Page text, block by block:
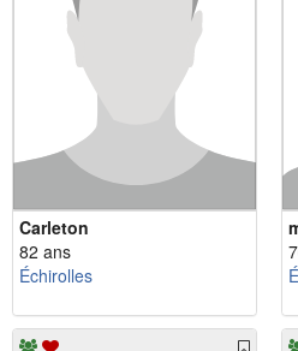
Carleton
82 ans
Échirolles